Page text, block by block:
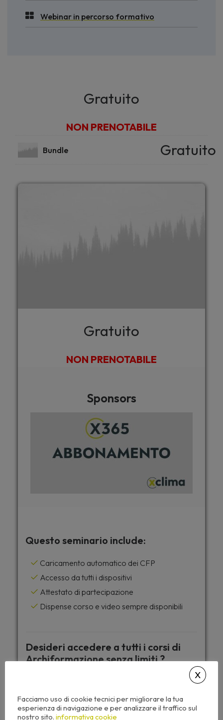
Webinar in percorso formativo
Gratuito
NON PRENOTABILE
Bundle Gratuito
Gratuito
NON PRENOTABILE
Sponsors
Questo seminario include:
Caricamento automatico dei CFP
Accesso da tutti i dispositivi
Attestato di partecipazione
Dispense corso e video sempre disponibili
Desideri accedere a tutti i corsi di
Archiformazione senza limiti ?
ABBONAMENTO
Facciamo uso di cookie tecnici per migliorare la tua
esperienza di navigazione e per analizzare il traffico sul
nostro sito. informativa cookie